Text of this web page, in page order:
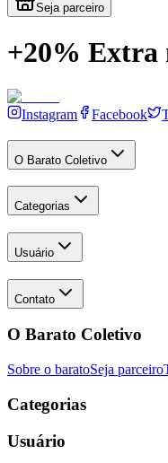
Seja parceiro
+20% Extra
Instagram Facebook
O Barato Coletivo
Categorias
Usuário
Contato
O Barato Coletivo
Sobre o baratoSeja parceiro
Categorias
Usuário